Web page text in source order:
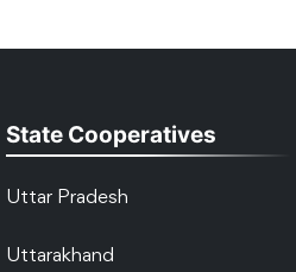
State Cooperatives
Uttar Pradesh
Uttarakhand